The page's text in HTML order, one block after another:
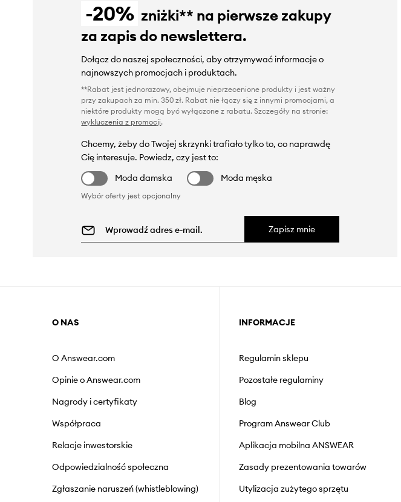
-20% zniżki** na pierwsze zakupy
za zapis do newslettera.
Dołącz do naszej społeczności, aby otrzymywać informacje o
najnowszych promocjach i produktach.
**Rabat jest jednorazowy, obejmuje nieprzecenione produkty i jest ważny
przy zakupach za min. 350 zł. Rabat nie łączy się z innymi promocjami, a
niektóre produkty mogą być wyłączone z rabatu. Szczegóły na stronie:
wykluczenia z promocji.
Chcemy, żeby do Twojej skrzynki trafiało tylko to, co naprawdę
Cię interesuje. Powiedz, czy jest to:
Moda damska
Moda męska
Wybór oferty jest opcjonalny
Zapisz mnie
O NAS
O Answear.com
Opinie o Answear.com
Nagrody i certyfikaty
Współpraca
Relacje inwestorskie
Odpowiedzialność społeczna
Zgłaszanie naruszeń (whistleblowing)
INFORMACJE
Regulamin sklepu
Pozostałe regulaminy
Blog
Program Answear Club
Aplikacja mobilna ANSWEAR
Zasady prezentowania towarów
Utylizacja zużytego sprzętu